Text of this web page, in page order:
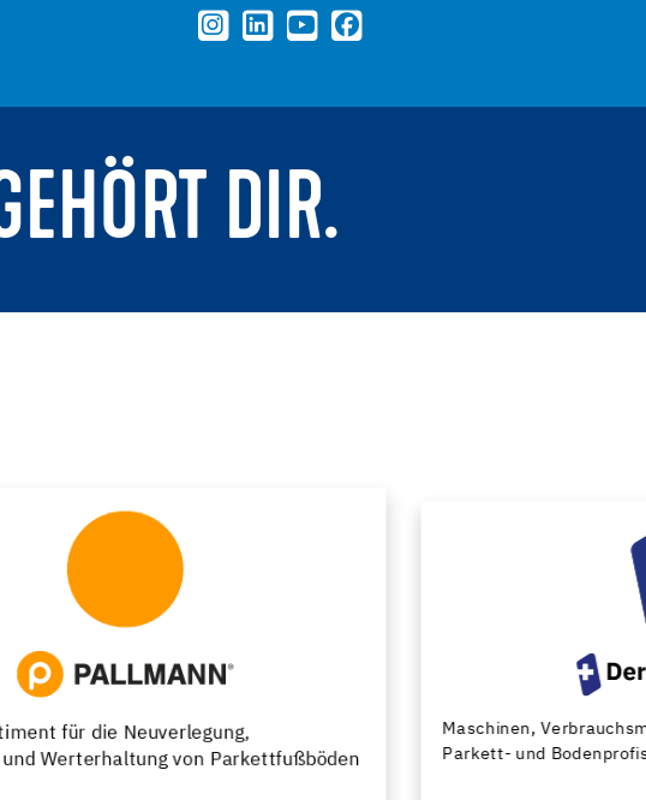
DIR.
Maschinen, Verbrauchsmaterial und Werkzeuge für
Parkett- und Bodenprofis